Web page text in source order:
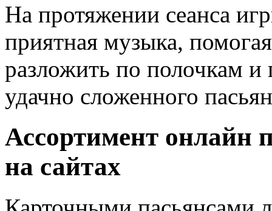
На протяжении сеанса
приятная музыка,
разложить по полочкам
удачно сложенного
Ассортимент онлайн
на сайтах